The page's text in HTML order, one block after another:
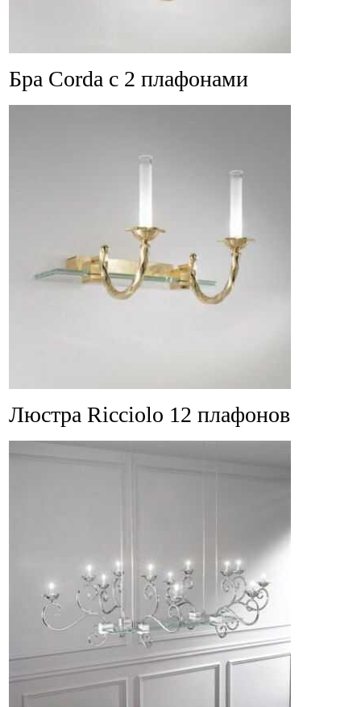
Бра Corda с 2 плафонами
Люстра Ricciolo 12 плафонов